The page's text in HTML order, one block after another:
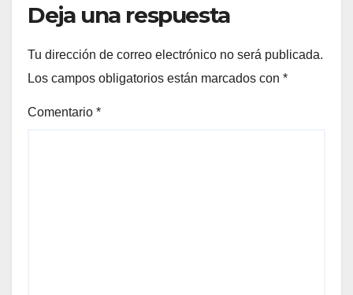
Deja una respuesta
Tu dirección de correo electrónico no será publicada.
Los campos obligatorios están marcados con *
Comentario *